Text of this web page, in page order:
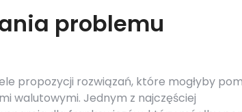
problemu
propozycji rozwiązań, które mogłyby
walutowymi. Jednym z najczęściej